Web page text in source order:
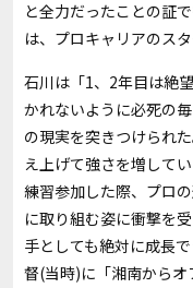
と全力だったことの証
は、プロキャリアのス
石川は「1、2年目は絶
かれないように必死の
の現実を突きつけられ
え上げて強さを増して
練習参加した際、プロ
に取り組む姿に衝撃を
手としても絶対に成長
督(当時)に「湘南から